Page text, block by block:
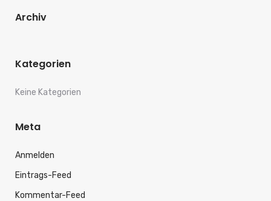
Archiv
Kategorien
Keine Kategorien
Meta
Anmelden
Eintrags-Feed
Kommentar-Feed